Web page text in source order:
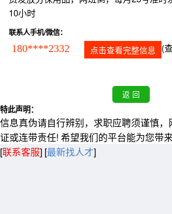
10小时
联系人手机/微信：
180****2332 点击查看完整信息 (
特此声明：
信息真伪请自行辨别，求职应聘须谨慎
证或连带责任! 希望我们的平台能为您带来
[联系客服] [最新找人才]